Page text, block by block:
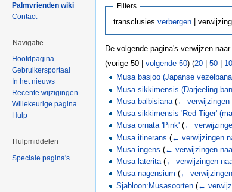
Filters
transclusies verbergen|
De volgende pagina's verwijzen naar
(vorige 50 | volgende 50) (20 50
Musa basjoo (Japanse
Musa sikkimensis (Darjeeling
Musa balbisiana (← verwijzingen
Musa sikkimensis 'Red Tiger'
Musa ornata 'Pink' (←
Musa itinerans (← verwijzingen
Musa ingens (← verwijzingen
Musa laterita (← verwijzingen
Musa nagensium (←
Sjabloon:Musasoorten (←
Palmvrienden wiki
Contact
Navigatie
Hoofdpagina
Gebruikersportaal
In het nieuws
Recente wijzigingen
Willekeurige pagina
Hulp
Hulpmiddelen
Speciale pagina's